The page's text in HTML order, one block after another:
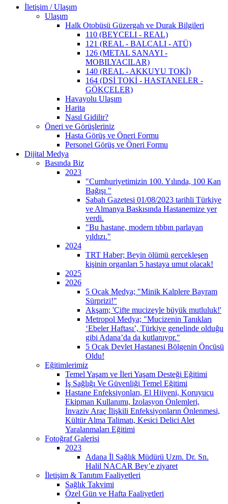
İletişim / Ulaşım
Ulaşım
Halk Otobüsü Güzergah ve Durak Bilgileri
110 (BEYCELI - REAL)
121 (REAL - BALCALI - ATÜ)
126 (METAL SANAYI -
MOBILYACILAR)
140 (REAL - AKKUYU TOKİ)
164 (DSİ TOKİ - HASTANELER -
GÖKÇELER)
Havayolu Ulaşım
Harita
Nasıl Gidilir?
Öneri ve Görüşleriniz
Hasta Görüş ve Öneri Formu
Personel Görüş ve Öneri Formu
Dijital Medya
Basında Biz
2023
"Cumhuriyetimizin 100. Yılında, 100 Kan
Bağışı "
Sabah Gazetesi 01/08/2023 tarihli Türkiye
ve Almanya Baskısında Hastanemize yer
verdi.
"Bu hastane, modern tıbbın parlayan
yıldızı."
2024
TRT Haber; Beyin ölümü gerçekleşen
kişinin organları 5 hastaya umut olacak!
2025
2026
5 Ocak Medya; "Minik Kalplere Bayram
Sürprizi!"
Akşam; 'Çifte mucizeyle büyük mutluluk!'
Metropol Medya; "Mucizenin Tanıkları
‘Ebeler Haftası’, Türkiye genelinde olduğu
gibi Adana’da da kutlanıyor."
5 Ocak Devlet Hastanesi Bölgenin Öncüsü
Oldu!
Eğitimlerimiz
Temel Yaşam ve İleri Yaşam Desteği Eğitimi
İş Sağlığı Ve Güvenliği Temel Eğitimi
Hastane Enfeksiyonları, El Hijyeni, Koruyucu
Ekipman Kullanımı, İzolasyon Önlemleri,
İnvaziv Araç İlişkili Enfeksiyonların Önlenmesi,
Kültür Alma Talimatı, Kesici Delici Alet
Yaralanmaları Eğitimi
Fotoğraf Galerisi
2023
Adana İl Sağlık Müdürü Uzm. Dr. Sn.
Halil NACAR Bey’e ziyaret
İletişim & Tanıtım Faaliyetleri
Sağlık Takvimi
Özel Gün ve Hafta Faaliyetleri